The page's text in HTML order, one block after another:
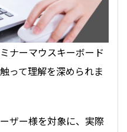
ナーマウスキーボード
って理解を深められま
ザー様を対象に、実際